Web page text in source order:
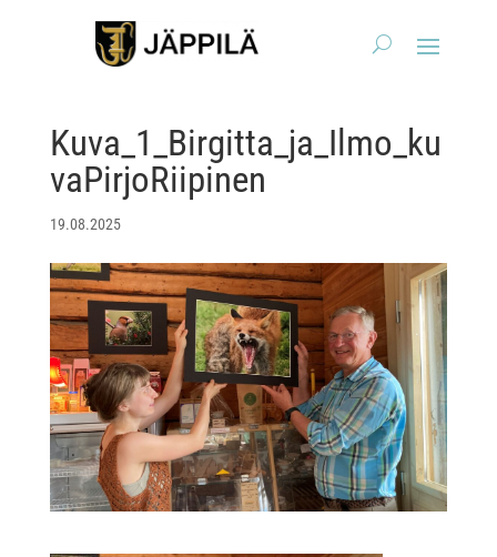
Kuva_1_Birgitta_ja_Ilmo_ku
vaPirjoRiipinen
19.08.2025